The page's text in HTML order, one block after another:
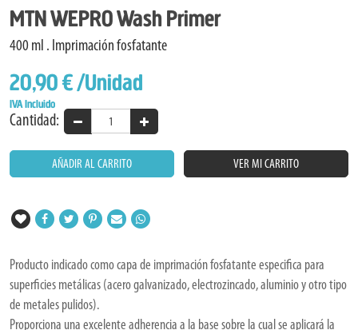
MTN WEPRO Wash Primer
400 ml . Imprimación fosfatante
20,90 €/Unidad
IVA Incluido
Cantidad:
AÑADIR AL CARRITO VER MI CARRITO
Producto indicado como capa de imprimación fosfatante especifica para
superficies metálicas (acero galvanizado, electrozincado, aluminio y otro tipo
de metales pulidos).
Proporciona una excelente adherencia a la base sobre la cual se aplicará la